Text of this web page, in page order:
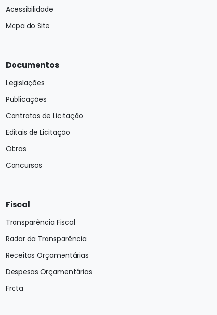
Acessibilidade
Mapa do Site
Documentos
Legislações
Publicações
Contratos de Licitação
Editais de Licitação
Obras
Concursos
Fiscal
Transparência Fiscal
Radar da Transparência
Receitas Orçamentárias
Despesas Orçamentárias
Frota